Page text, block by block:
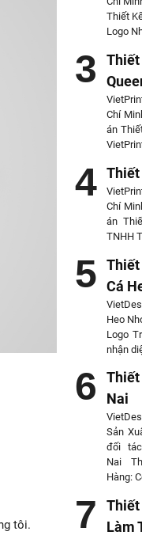
tôi.
Thiết
Logo
Thiết
Chí
án
Thiết
Chí
án
TNHH
Thiết
Cá
Heo
Logo
nhận
Thiết
Nai
Sản
đối
Nai
Hàng:
Thiết
Làm